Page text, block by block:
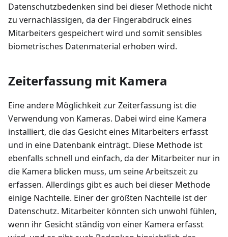
Datenschutzbedenken sind bei dieser Methode nicht
zu vernachlässigen, da der Fingerabdruck eines
Mitarbeiters gespeichert wird und somit sensibles
biometrisches Datenmaterial erhoben wird.
Zeiterfassung mit Kamera
Eine andere Möglichkeit zur Zeiterfassung ist die
Verwendung von Kameras. Dabei wird eine Kamera
installiert, die das Gesicht eines Mitarbeiters erfasst
und in eine Datenbank einträgt. Diese Methode ist
ebenfalls schnell und einfach, da der Mitarbeiter nur in
die Kamera blicken muss, um seine Arbeitszeit zu
erfassen. Allerdings gibt es auch bei dieser Methode
einige Nachteile. Einer der größten Nachteile ist der
Datenschutz. Mitarbeiter könnten sich unwohl fühlen,
wenn ihr Gesicht ständig von einer Kamera erfasst